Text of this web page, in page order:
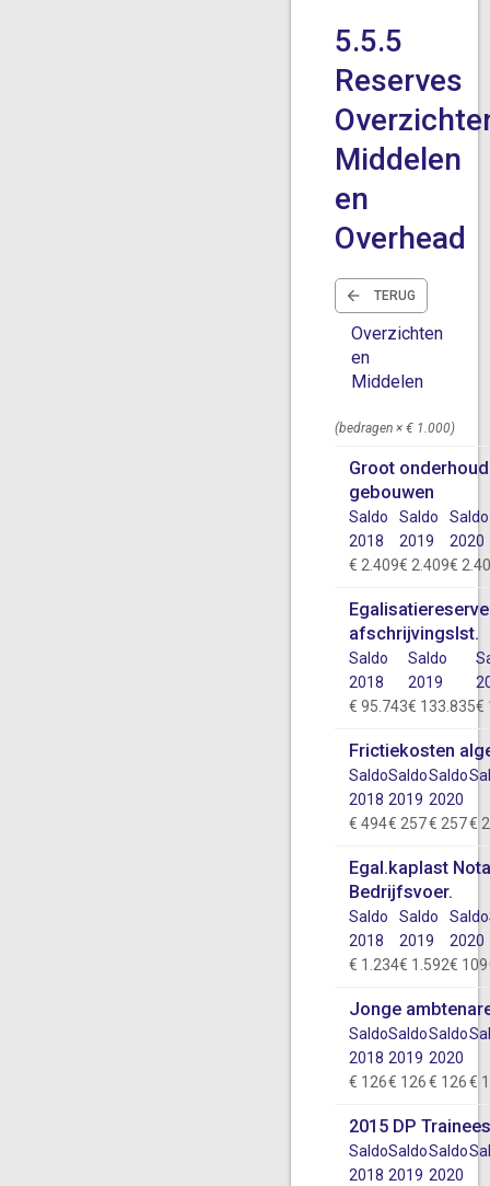
5.5.5
Reserves
Middelen
en
Overhead
TERUG
Overzichten
en
Middelen
(bedragen × € 1.000)
Groot
gebouwen
Saldo
2018
Saldo
2019
Saldo
2020
€ 2.409€ 2.409€
Egalisatiereserve
afschrijvingslst.
Saldo
2018
Saldo
2019
€ 95.743€ 133.835€
Frictiekosten
Saldo
2018
Saldo
2019
Saldo
2020
€ 494€ 257€ 257€
Egal.kaplast
Bedrijfsvoer.
Saldo
2018
Saldo
2019
Saldo
2020
€ 1.234€ 1.592€ 109
Jonge
Saldo
2018
Saldo
2019
Saldo
2020
€ 126€ 126 € 126 €
2015 DP
Saldo
2018
Saldo
2019
Saldo
2020